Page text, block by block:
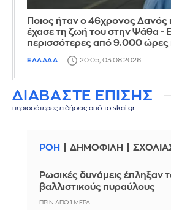
Ποιος ήταν ο 46χρονος Δανός
έχασε τη ζωή του στην Ψάθα -
περισσότερες από 9.000 ώρες
ΕΛΛΑΔΑ 20:05, 03.08.2026
ΔΙΑΒΑΣΤΕ ΕΠΙΣΗΣ
περισσότερες ειδήσεις από το skai.gr
ΡΟΗ ΔΗΜΟΦΙΛΗ
Ρωσικές δυνάμεις έπληξαν
βαλλιστικούς πυραύλους
ΠΡΙΝ ΑΠΌ 1 ΜΈΡΑ